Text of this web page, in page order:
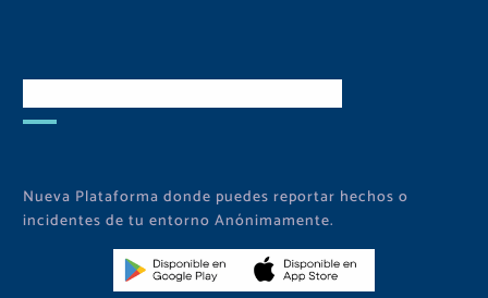
Nueva Plataforma donde puedes reportar hechos o
incidentes de tu entorno Anónimamente.